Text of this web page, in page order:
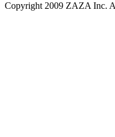
Copyright 2009 ZAZA Inc.